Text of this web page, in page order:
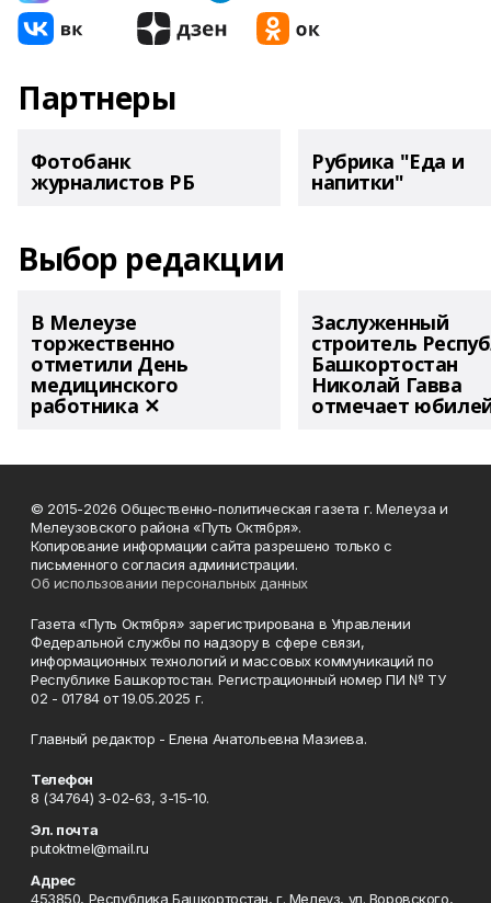
Партнеры
Фотобанк
журналистов РБ
Рубрика "Еда и
напитки"
Выбор редакции
В Мелеузе
торжественно
отметили День
медицинского
работника ✕
Заслуженный
строитель
Башкортостан
Николай Гавва
отмечает
© 2015-2026 Общественно-политическая газета г. Мелеуза и
Мелеузовского района «Путь Октября».
Копирование информации сайта разрешено только с
письменного согласия администрации.
Об использовании персональных данных
Газета «Путь Октября» зарегистрирована в Управлении
Федеральной службы по надзору в сфере связи,
информационных технологий и массовых коммуникаций по
Республике Башкортостан. Регистрационный номер ПИ № ТУ
02 - 01784 от 19.05.2025 г.
Главный редактор - Елена Анатольевна Мазиева.
Телефон
8 (34764) 3-02-63, 3-15-10.
Эл. почта
putoktmel@mail.ru
Адрес
453850, Республика Башкортостан, г. Мелеуз, ул. Воровского,